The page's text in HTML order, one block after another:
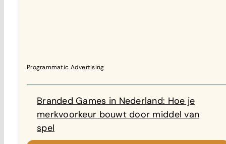
Programmatic Advertising
Branded Games in Nederland: Hoe je
merkvoorkeur bouwt door middel van
spel